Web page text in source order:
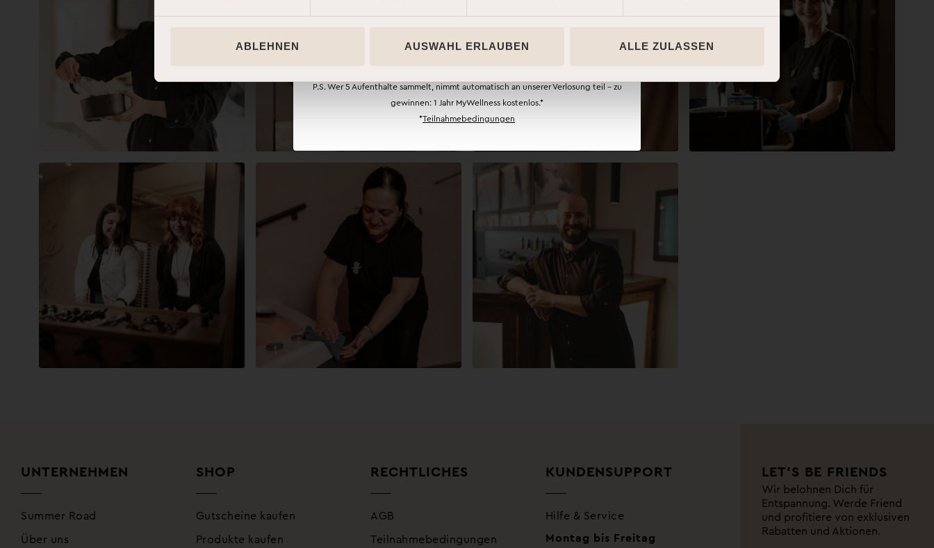
ABLEHNEN AUSWAHL ERLAUBEN ALLE ZULASSEN
UNTERNEHMEN
Summer Road
Über uns
SHOP
Gutscheine kaufen
Produkte kaufen
RECHTLICHES
AGB
Teilnahmebedingungen
KUNDENSUPPORT
Hilfe & Service
Montag bis Freitag
LET’S BE FRIENDS
Wir belohnen Dich für
Entspannung. Werde Friend
und profitiere von exklusiven
Rabatten und Aktionen.
JETZT STARTEN
P.S. Wer 5 Aufenthalte sammelt, nimmt automatisch an unserer Verlosung teil – zu
gewinnen: 1 Jahr MyWellness kostenlos.*
*Teilnahmebedingungen